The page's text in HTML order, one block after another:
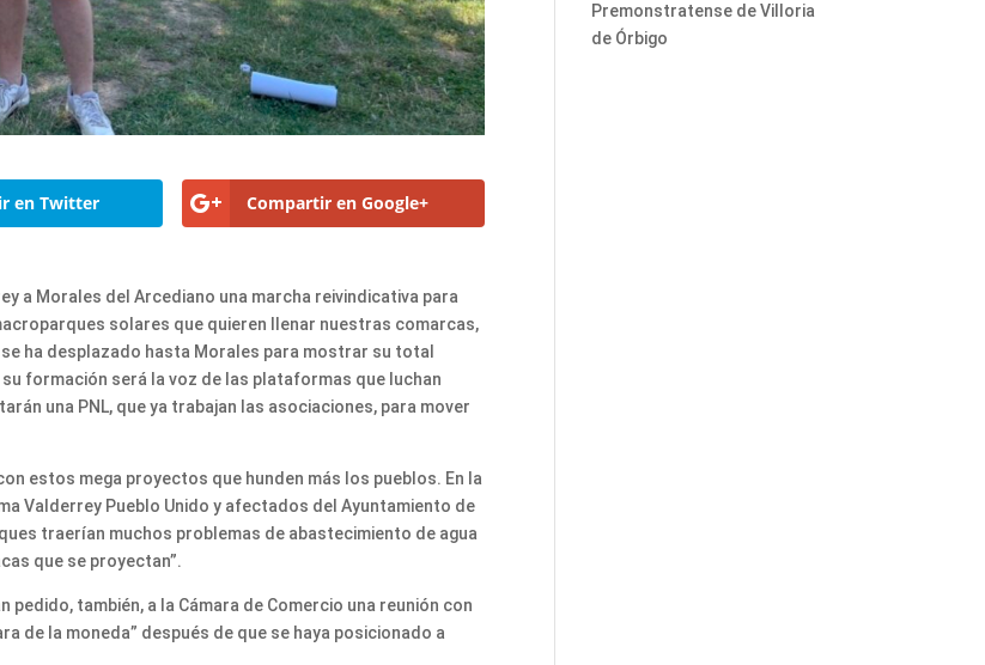
en Twitter Compartir en Google+
a Morales del Arcediano una marcha reivindicativa para
solares que quieren llenar nuestras comarcas,
ha desplazado hasta Morales para mostrar su total
formación será la voz de las plataformas que luchan
una PNL, que ya trabajan las asociaciones, para mover
estos mega proyectos que hunden más los pueblos. En la
Valderrey Pueblo Unido y afectados del Ayuntamiento de
traerían muchos problemas de abastecimiento de agua
que se proyectan”.
también, a la Cámara de Comercio una reunión con
de la moneda” después de que se haya posicionado a
Premonstratense de Villoria
de Órbigo